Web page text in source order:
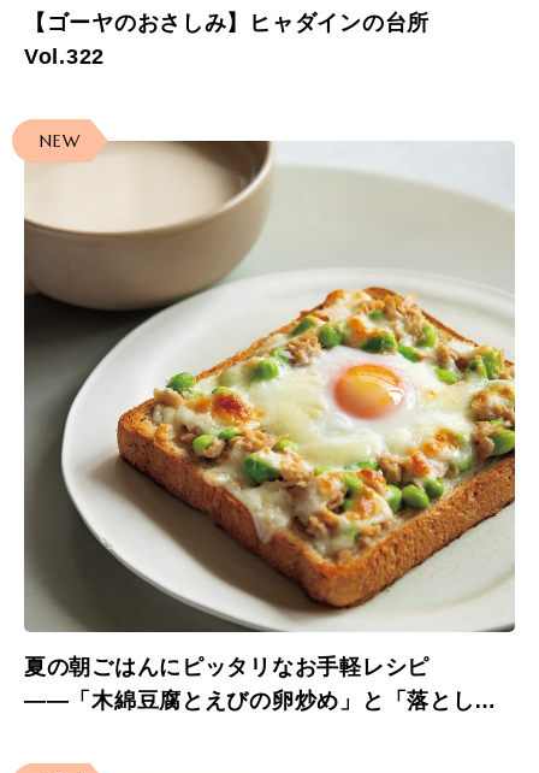
【ゴーヤのおさしみ】ヒャダインの台所
Vol.322
NEW
夏の朝ごはんにピッタリなお手軽レシピ
――「木綿豆腐とえびの卵炒め」と「落とし卵